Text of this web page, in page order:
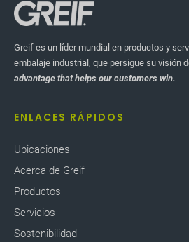
Greif es un líder mundial en productos y
embalaje industrial, que persigue su visión
advantage that helps our customers win.
ENLACES RÁPIDOS
Ubicaciones
Acerca de Greif
Productos
Servicios
Sostenibilidad